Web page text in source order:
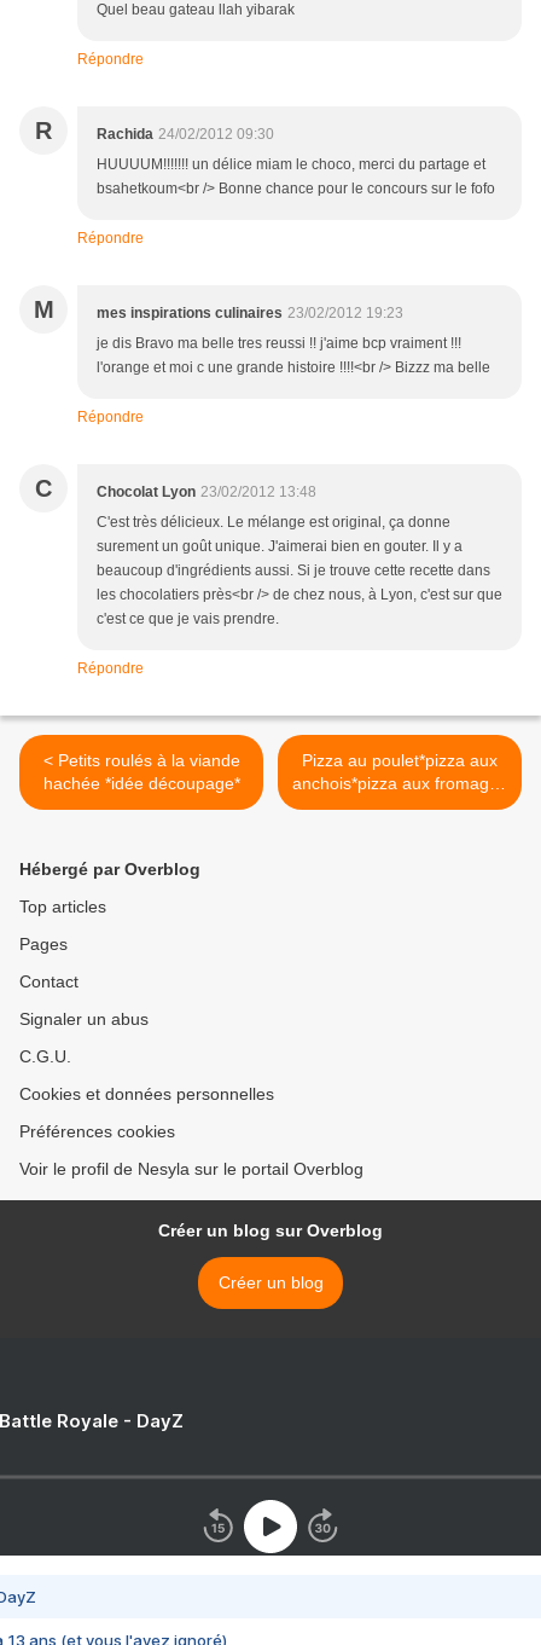
Quel beau gateau llah yibarak
Répondre
R Rachida 24/02/2012 09:30
HUUUUM!!!!!!! un délice miam le choco, merci du partage et
bsahetkoum<br /> Bonne chance pour le concours sur le fofo
Répondre
M mes inspirations culinaires 23/02/2012 19:23
je dis Bravo ma belle tres reussi !! j'aime bcp vraiment !!!
l'orange et moi c une grande histoire !!!!<br /> Bizzz ma belle
Répondre
C Chocolat Lyon 23/02/2012 13:48
C'est très délicieux. Le mélange est original, ça donne
surement un goût unique. J'aimerai bien en gouter. Il y a
beaucoup d'ingrédients aussi. Si je trouve cette recette dans
les chocolatiers près<br /> de chez nous, à Lyon, c'est sur que
c'est ce que je vais prendre.
Répondre
< Petits roulés à la viande
hachée *idée découpage*
Pizza au poulet*pizza aux
anchois*pizza aux fromages
>
Hébergé par Overblog
Top articles
Pages
Contact
Signaler un abus
C.G.U.
Cookies et données personnelles
Préférences cookies
Voir le profil de Nesyla sur le portail Overblog
Créer un blog sur Overblog
Créer un blog
Royale - DayZ
13 ans (et vous l'avez ignoré)